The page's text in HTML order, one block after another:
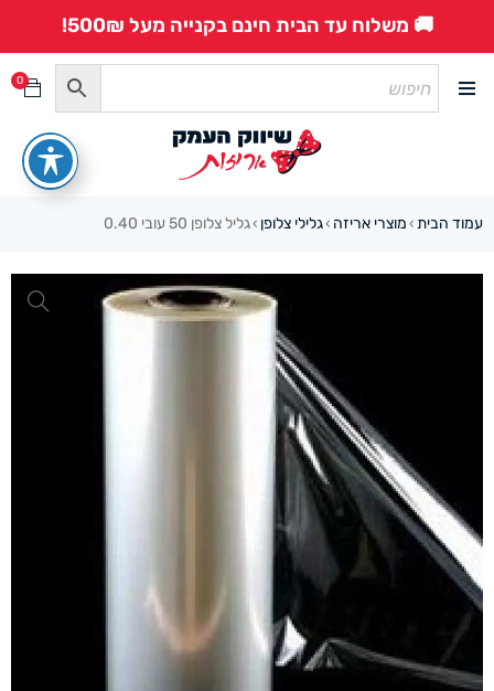
🚚 משלוח עד הבית חינם בקנייה מעל 500₪!
0
עמוד הבית › מוצרי אריזה ›גלילי צלופן ›גליל צלופן 50 עובי 0.40